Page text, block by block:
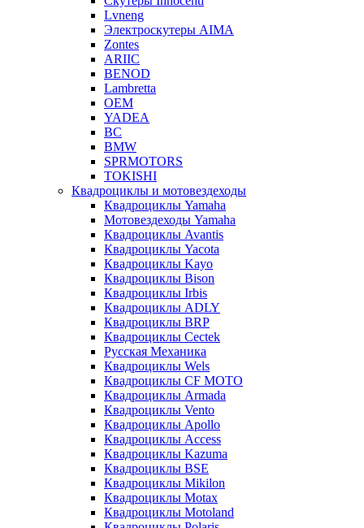
Lvneng
Электроскутеры AIMA
Zontes
ARIIC
BENOD
Lambretta
OEM
YADEA
BC
BMW
SPRMOTORS
TOKISHI
Квадроциклы и мотовездеходы
Квадроциклы Yamaha
Мотовездеходы Yamaha
Квадроциклы Avantis
Квадроциклы Yacota
Квадроциклы Kayo
Квадроциклы Bison
Квадроциклы Irbis
Квадроциклы ADLY
Квадроциклы BRP
Квадроциклы Cectek
Русская Механика
Квадроциклы Wels
Квадроциклы CF MOTO
Квадроциклы Armada
Квадроциклы Vento
Квадроциклы Apollo
Квадроциклы Access
Квадроциклы Kazuma
Квадроциклы BSE
Квадроциклы Mikilon
Квадроциклы Motax
Квадроциклы Motoland